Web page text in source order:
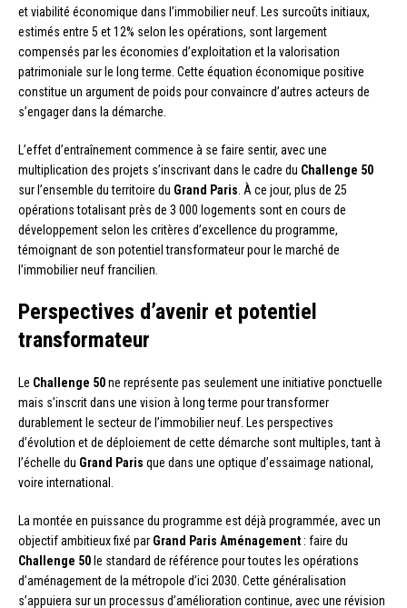
et viabilité économique dans l’immobilier neuf. Les surcoûts initiaux,
estimés entre 5 et 12% selon les opérations, sont largement
compensés par les économies d’exploitation et la valorisation
patrimoniale sur le long terme. Cette équation économique positive
constitue un argument de poids pour convaincre d’autres acteurs de
s’engager dans la démarche.
L’effet d’entraînement commence à se faire sentir, avec une
multiplication des projets s’inscrivant dans le cadre du Challenge 50
sur l’ensemble du territoire du Grand Paris . À ce jour, plus de 25
opérations totalisant près de 3 000 logements sont en cours de
développement selon les critères d’excellence du programme,
témoignant de son potentiel transformateur pour le marché de
l’immobilier neuf francilien.
Perspectives d’avenir et potentiel
transformateur
Le Challenge 50ne représente pas seulement une initiative ponctuelle
mais s’inscrit dans une vision à long terme pour transformer
durablement le secteur de l’immobilier neuf. Les perspectives
d’évolution et de déploiement de cette démarche sont multiples, tant à
l’échelle du Grand Paris que dans une optique d’essaimage national,
voire international.
La montée en puissance du programme est déjà programmée, avec un
objectif ambitieux fixé par Grand Paris Aménagement : faire du
Challenge 50 le standard de référence pour toutes les opérations
d’aménagement de la métropole d’ici 2030. Cette généralisation
s’appuiera sur un processus d’amélioration continue, avec une révision